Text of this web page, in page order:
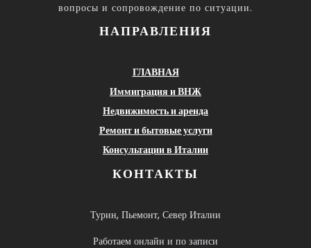
вопросы и сопровождение по ситуации.
НАПРАВЛЕНИЯ
ГЛАВНАЯ
Иммиграция и ВНЖ
Недвижимость и аренда
Ремонт и бытовые услуги
Консультации в Италии
КОНТАКТЫ
Турин, Пьемонт, Север Италии
Работаем онлайн и по записи